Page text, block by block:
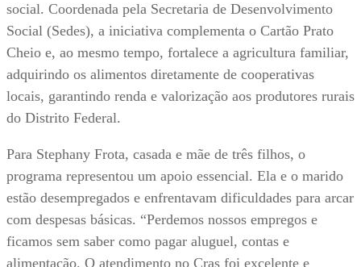
social. Coordenada pela Secretaria de Desenvolvimento
Social (Sedes), a iniciativa complementa o Cartão Prato
Cheio e, ao mesmo tempo, fortalece a agricultura familiar,
adquirindo os alimentos diretamente de cooperativas
locais, garantindo renda e valorização aos produtores rurais
do Distrito Federal.
Para Stephany Frota, casada e mãe de três filhos, o
programa representou um apoio essencial. Ela e o marido
estão desempregados e enfrentavam dificuldades para arcar
com despesas básicas. “Perdemos nossos empregos e
ficamos sem saber como pagar aluguel, contas e
alimentação. O atendimento no Cras foi excelente e